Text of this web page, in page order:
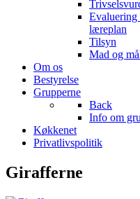
Evaluering
læreplan
Tilsyn
Mad og
Om os
Bestyrelse
Grupperne
Back
Info om
Køkkenet
Privatlivspolitik
Girafferne